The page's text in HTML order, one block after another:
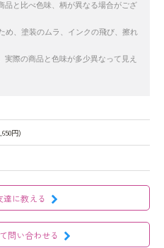
品と比べ色味、柄が異なる場合がござ
め、塗装のムラ、インクの飛び、擦れ
実際の商品と色味が多少異なって見え
円)
達に教える
問い合わせる